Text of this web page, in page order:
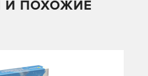
И ПОХОЖИЕ